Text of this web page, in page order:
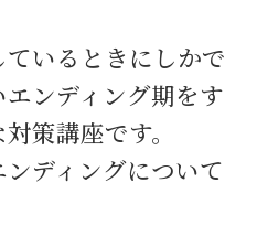
いるときにしかで
ンディング期をす
策講座です。
ディングについて